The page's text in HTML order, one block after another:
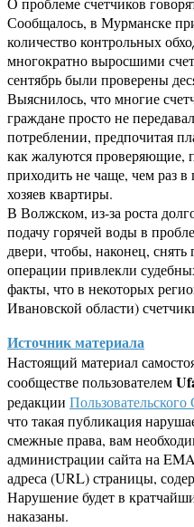
Сообщалось, в Мурманске
количество контрольных
многократно выросшими
сентябрь были проверены
Выяснилось, что многие
граждане просто не
потреблении, предпочитая
как жалуются проверяющие,
приходить не чаще, чем раз в
хозяев квартиры.
В Волжском, из-за роста
подачу горячей воды в
двери, чтобы, наконец, снять
операции привлекли
факты, что в некоторых
Ивановской области)
Источник материала
Настоящий материал
сообществе пользователем
редакции
что такая публикация
смежные права, вам
администрации сайта на
адреса (URL) страницы,
Нарушение будет в
наказаны.